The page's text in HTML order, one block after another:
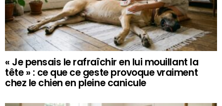
« Je pensais le rafraîchir en lui mouillant la
tête » : ce que ce geste provoque vraiment
chez le chien en pleine canicule